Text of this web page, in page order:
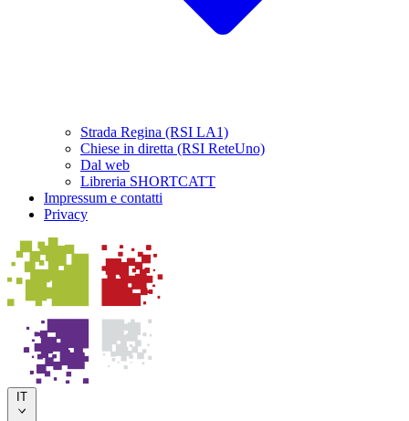
Strada Regina (RSI LA1)
Chiese in diretta (RSI ReteUno)
Dal web
Libreria SHORTCATT
Impressum e contatti
Privacy
IT